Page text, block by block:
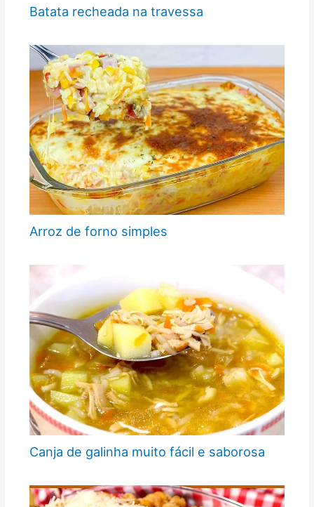
Batata recheada na travessa
Arroz de forno simples
Canja de galinha muito fácil e saborosa